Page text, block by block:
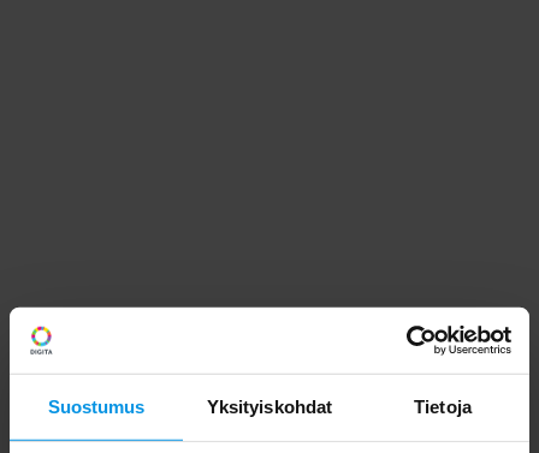
Suostumus Yksityiskohdat Tietoja